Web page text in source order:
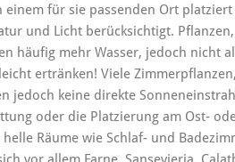
einem für sie passenden Ort
und Licht berücksichtigt.
häufig mehr Wasser, jedoch nicht
ertränken! Viele
jedoch keine direkte
oder die Platzierung am Ost-
Räume wie Schlaf- und